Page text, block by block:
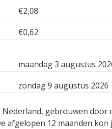
€2,08
€0,62
maandag 3 augustus
zondag 9 augustus 2026
gebrouwen
afgelopen 12 maanden